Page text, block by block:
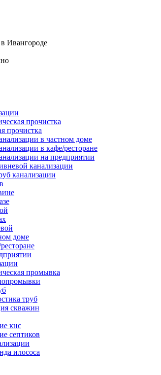
Ивангороде
прочистка
прочистка
в частном доме
в кафе/ресторане
на предприятии
канализации
канализации
доме
промывка
труб
скважин
кнс
септиков
илососа